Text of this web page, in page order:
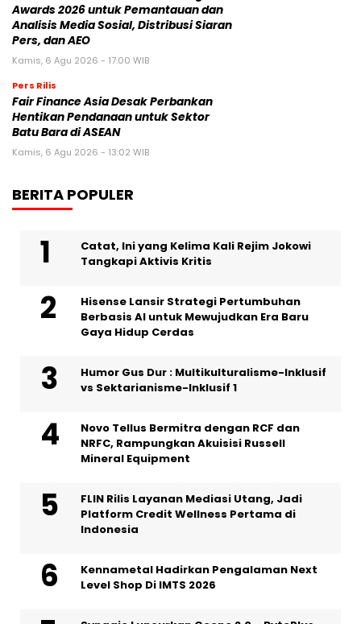
Awards 2026 untuk Pemantauan dan
Analisis Media Sosial, Distribusi Siaran
Pers, dan AEO
Kamis, 6 Agu 2026 - 17:00 WIB
Pers Rilis
Fair Finance Asia Desak Perbankan
Hentikan Pendanaan untuk Sektor
Batu Bara di ASEAN
Kamis, 6 Agu 2026 - 13:02 WIB
BERITA POPULER
Catat, Ini yang Kelima Kali Rejim Jokowi
Tangkapi Aktivis Kritis
Hisense Lansir Strategi Pertumbuhan
Berbasis AI untuk Mewujudkan Era Baru
Gaya Hidup Cerdas
Humor Gus Dur : Multikulturalisme-Inklusif
vs Sektarianisme-Inklusif 1
Novo Tellus Bermitra dengan RCF dan
NRFC, Rampungkan Akuisisi Russell
Mineral Equipment
FLIN Rilis Layanan Mediasi Utang, Jadi
Platform Credit Wellness Pertama di
Indonesia
Kennametal Hadirkan Pengalaman Next
Level Shop Di IMTS 2026